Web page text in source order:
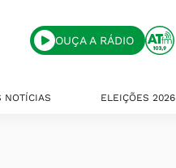
OUÇA A RÁDIO
NOTÍCIAS ELEIÇÕES 2026